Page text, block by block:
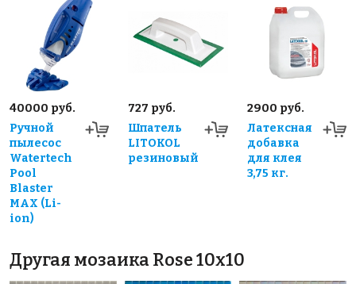
40000 руб.
Ручной
пылесос
Watertech
Pool
Blaster
MAX (Li-
ion)
727 руб.
Шпатель
LITOKOL
резиновый
2900 руб.
Латексная
добавка
для клея
3,75 кг.
Другая мозаика Rose 10x10